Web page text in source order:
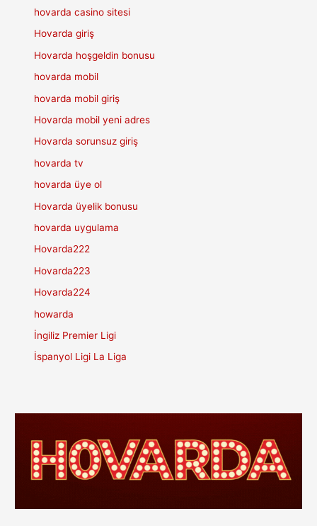
hovarda casino sitesi
Hovarda giriş
Hovarda hoşgeldin bonusu
hovarda mobil
hovarda mobil giriş
Hovarda mobil yeni adres
Hovarda sorunsuz giriş
hovarda tv
hovarda üye ol
Hovarda üyelik bonusu
hovarda uygulama
Hovarda222
Hovarda223
Hovarda224
howarda
İngiliz Premier Ligi
İspanyol Ligi La Liga